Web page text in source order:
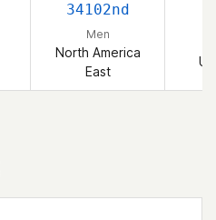
34102nd
Men
North America
East